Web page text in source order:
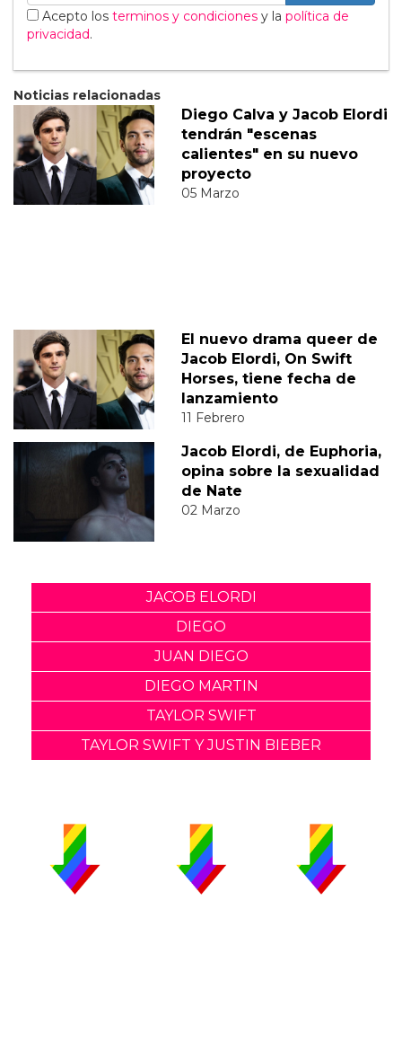
Acepto los terminos y condiciones y la política de
privacidad.
Noticias relacionadas
Diego Calva y Jacob Elordi
tendrán "escenas
calientes" en su nuevo
proyecto
05 Marzo
El nuevo drama queer de
Jacob Elordi, On Swift
Horses, tiene fecha de
lanzamiento
11 Febrero
Jacob Elordi, de Euphoria,
opina sobre la sexualidad
de Nate
02 Marzo
JACOB ELORDI
DIEGO
JUAN DIEGO
DIEGO MARTIN
TAYLOR SWIFT
TAYLOR SWIFT Y JUSTIN BIEBER